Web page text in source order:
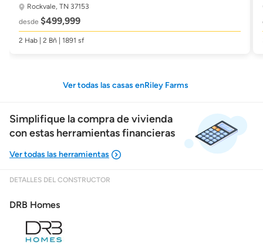
Rockvale, TN 37153
desde $499,999
2 Hab | 2 Bñ | 1891 sf
Ver todas las casas enRiley Farms
Simplifique la compra de vivienda
con estas herramientas financieras
DETALLES DEL CONSTRUCTOR
DRB Homes